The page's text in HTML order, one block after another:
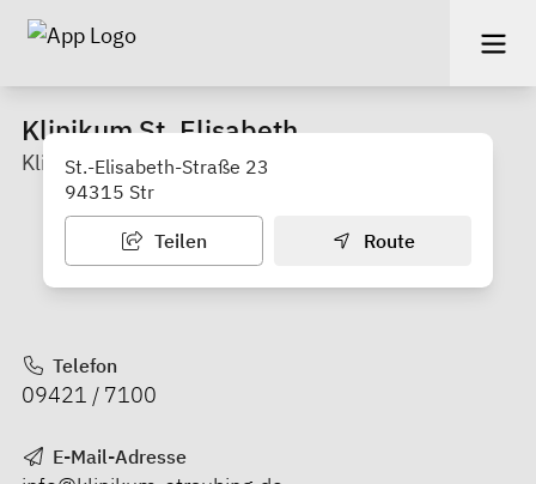
Klinikum St. Elisabeth
Klinikum Straubing mit Parkhaus
St.-Elisabeth-Straße 23
94315 Str
Teilen Route
Telefon
09421 / 7100
E-Mail-Adresse